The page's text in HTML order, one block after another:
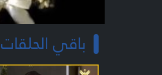
باقي الحلقات